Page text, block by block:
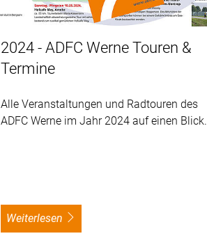
2024 - ADFC Werne Touren &
Termine
Alle Veranstaltungen und Radtouren des
ADFC Werne im Jahr 2024 auf einen Blick.
weiterlesen